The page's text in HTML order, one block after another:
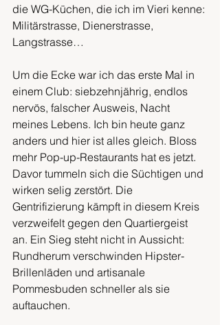
die WG-Küchen, die ich im Vieri kenne:
Militärstrasse, Dienerstrasse,
Langstrasse…
Um die Ecke war ich das erste Mal in
einem Club: siebzehnjährig, endlos
nervös, falscher Ausweis, Nacht
meines Lebens. Ich bin heute ganz
anders und hier ist alles gleich. Bloss
mehr Pop-up-Restaurants hat es jetzt.
Davor tummeln sich die Süchtigen und
wirken selig zerstört. Die
Gentrifizierung kämpft in diesem Kreis
verzweifelt gegen den Quartiergeist
an. Ein Sieg steht nicht in Aussicht:
Rundherum verschwinden Hipster-
Brillenläden und artisanale
Pommesbuden schneller als sie
auftauchen.